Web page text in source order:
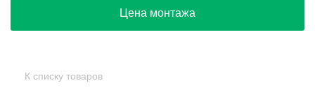
Цена монтажа
К списку товаров